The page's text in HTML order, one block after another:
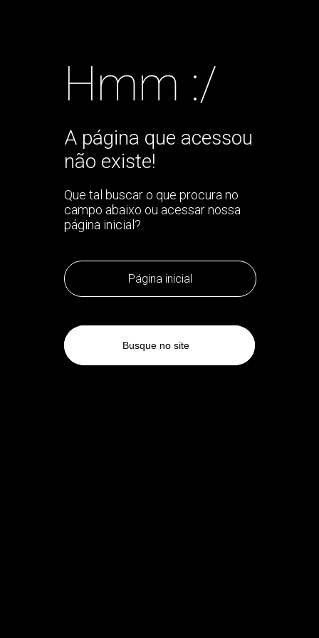
Hmm :/
A página que acessou
não existe!
Que tal buscar o que procura no
campo abaixo ou acessar nossa
página inicial?
Página inicial